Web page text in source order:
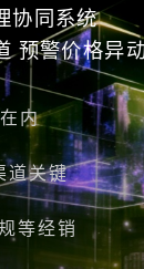
协同系统
预警价格异
内
道关键
等经销